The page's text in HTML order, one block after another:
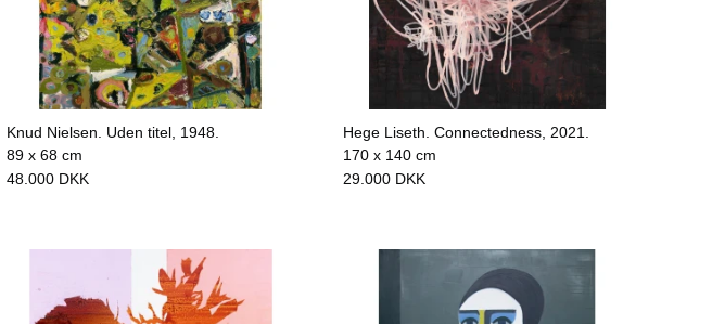
Knud Nielsen. Uden titel, 1948.
89 x 68 cm
48.000 DKK
Hege Liseth. Connectedness, 2021.
170 x 140 cm
29.000 DKK